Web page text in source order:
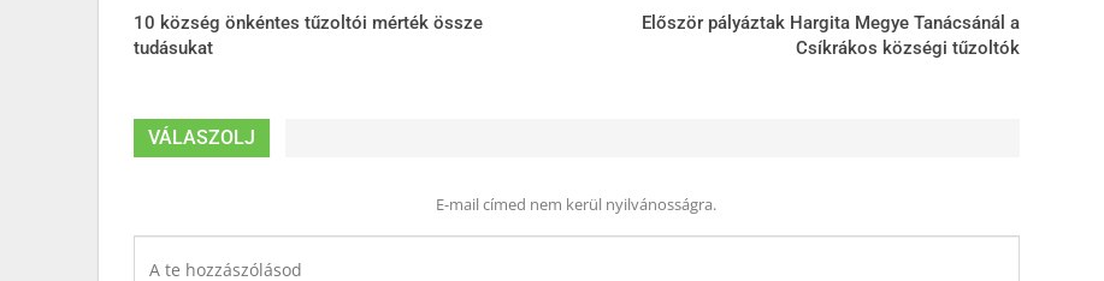
10 község önkéntes tűzoltói mérték össze
tudásukat
Először pályáztak Hargita Megye Tanácsánál a
Csíkrákos községi tűzoltók
VÁLASZOLJ
E-mail címed nem kerül nyilvánosságra.